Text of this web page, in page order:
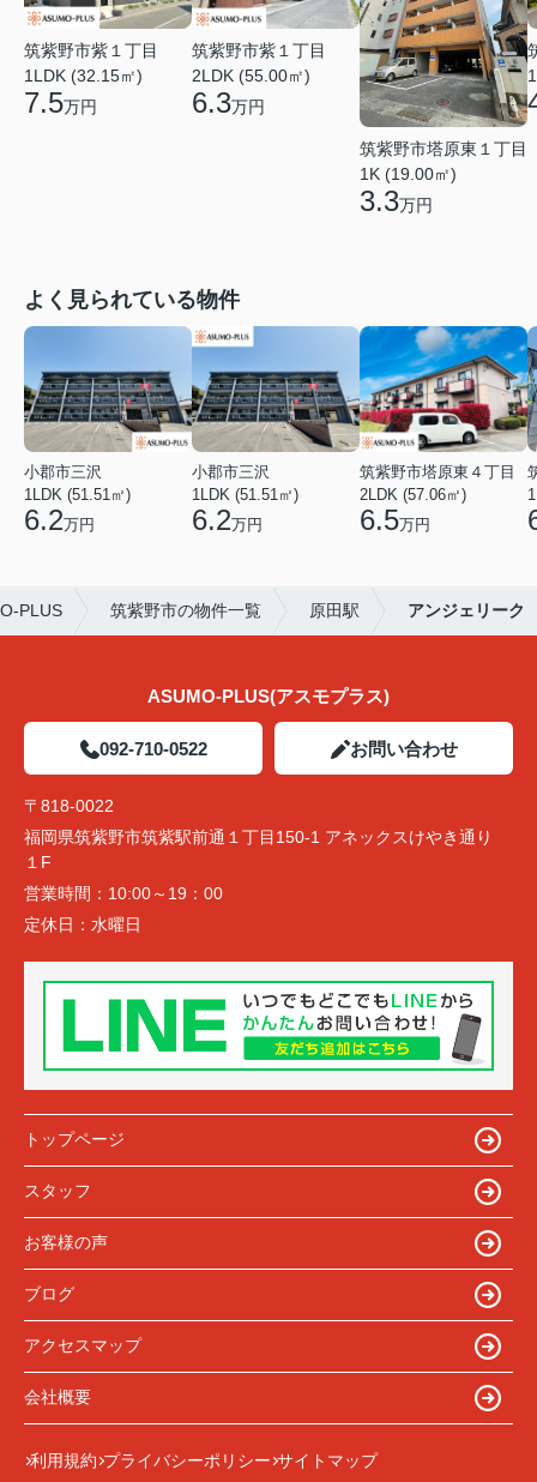
筑紫野市紫１丁目
1LDK (32.15㎡)
7.5万円
筑紫野市紫１丁目
2LDK (55.00㎡)
6.3万円
筑紫野市塔原東１丁目
1K (19.00㎡)
3.3万円
よく見られている物件
小郡市三沢
1LDK (51.51㎡)
6.2万円
小郡市三沢
1LDK (51.51㎡)
6.2万円
筑紫野市塔原東４丁目
2LDK (57.06㎡)
6.5万円
PLUS 筑紫野市の物件一覧 原田駅 アンジェリーク
ASUMO-PLUS(アスモプラス)
092-710-0522 お問い合わせ
〒818-0022
福岡県筑紫野市筑紫駅前通１丁目150-1 アネックスけやき通り
１F
営業時間： 10:00～19：00
定休日： 水曜日
トップページ
スタッフ
お客様の声
ブログ
アクセスマップ
会社概要
利用規約 プライバシーポリシー サイトマップ